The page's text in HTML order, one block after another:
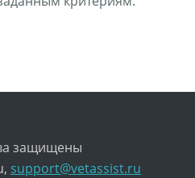
защищены
support@vetassist.ru